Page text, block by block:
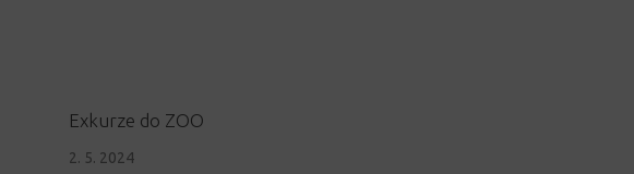
Exkurze do ZOO
2. 5. 2024